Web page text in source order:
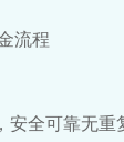
流程
安全可靠无重